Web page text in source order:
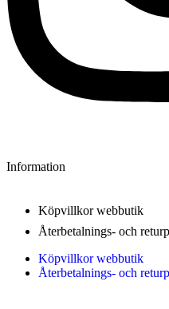
Information
Köpvillkor webbutik
Återbetalnings- och
Köpvillkor webbutik
Återbetalnings- och